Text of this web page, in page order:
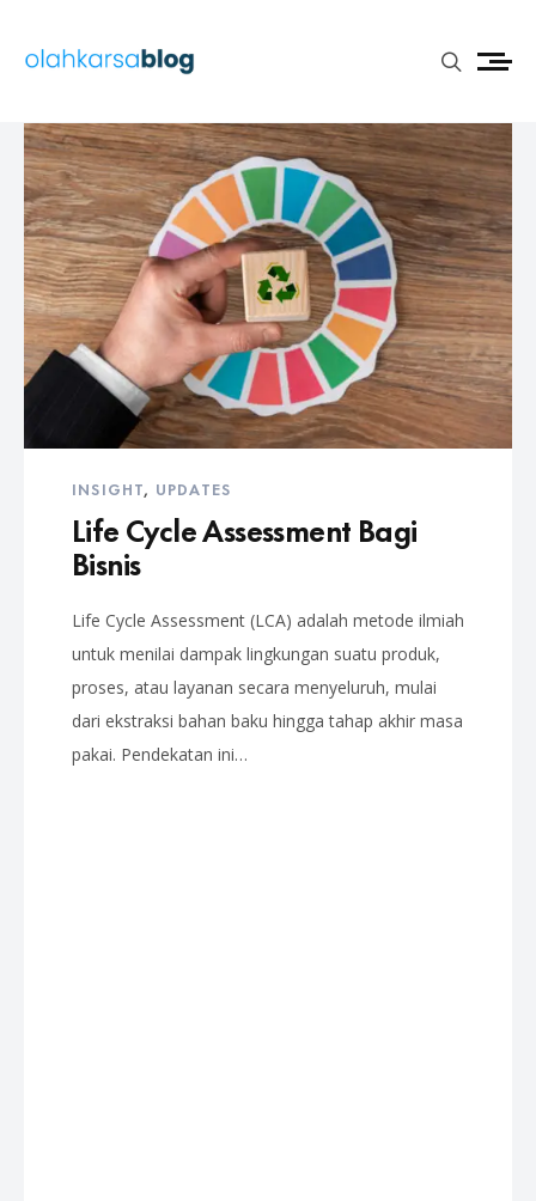
INSIGHT, UPDATES
Life Cycle Assessment Bagi
Bisnis
Life Cycle Assessment (LCA) adalah metode ilmiah
untuk menilai dampak lingkungan suatu produk,
proses, atau layanan secara menyeluruh, mulai
dari ekstraksi bahan baku hingga tahap akhir masa
pakai. Pendekatan ini…